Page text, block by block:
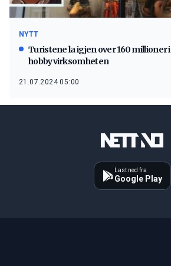
NYTT
Turistene la igjen over 160 millioner i
hobbyvirksomheten
21.07.2024 05:00
Last ned fra
Google Play